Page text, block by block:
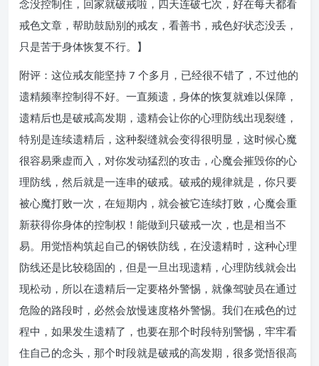
念没控制住，回家就破戒啦，四天连破七次，好在每天都看
戒色文章，帮助鼓励别的戒友，看善书，戒色好状态没丢，
只是苦于身体恢复不行。】
附评：这位戒友能坚持 7 个多月，已经很不错了，不过他的
遗精频率控制得不好。一直频遗，身体的恢复就难以保障，
遗精后也是破戒高发期，遗精会让你的心理防线出现裂缝，
特别是连续遗精后，这种裂缝就会变得很明显，这时候心魔
很容易乘虚而入，对你发动猛烈的攻击，心魔会摧毁你的心
理防线，然后就是一连串的破戒。破戒的规律就是，你只要
被心魔打败一次，在短期内，就会被它连续打败，心魔会重
新获得你身体的控制权！能做到只破戒一次，也是相当不
易。用觉悟构筑起自己的钢铁防线，在没遗精时，这种心理
防线还是比较稳固的，但是一旦出现遗精，心理防线就会出
现松动，所以在遗精后一定要格外警惕，就像驾驶员在通过
危险的路段时，必然会放慢速度格外警惕。我们在戒色的过
程中，如果发生遗精了，也要在那个时段特别警惕，牢牢看
住自己的念头，那个时段就是破戒的高发期，很多觉悟很高